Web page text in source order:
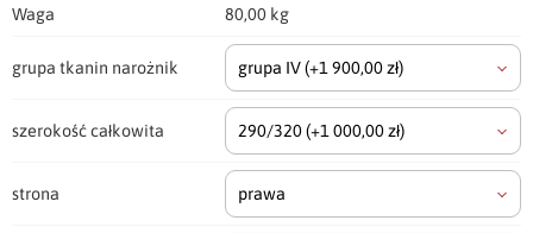
Waga 80,00 kg
grupa tkanin narożnik grupa IV(+1 900,00 zł)
szerokość całkowita 290/320(+1 000,00 zł)
strona prawa